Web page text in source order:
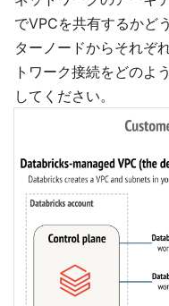
でVPCを共有するかど
ターノードからそれぞ
トワーク接続をどのよ
してください。